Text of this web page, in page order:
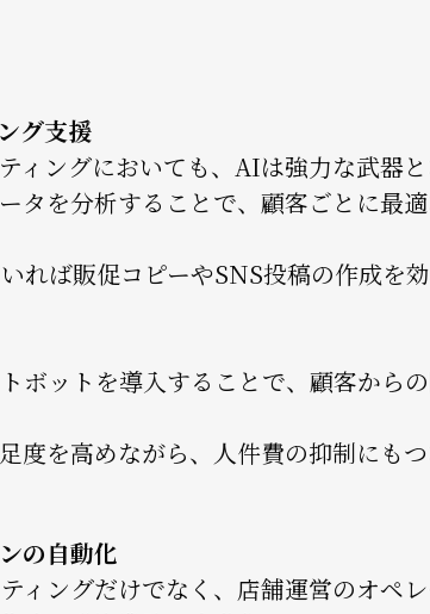
グ支援
ィングにおいても、AIは強力な武器と
タを分析することで、顧客ごとに最
れば販促コピーやSNS投稿の作成を
ボットを導入することで、顧客から
度を高めながら、人件費の抑制にもつ
の自動化
ィングだけでなく、店舗運営のオペレ